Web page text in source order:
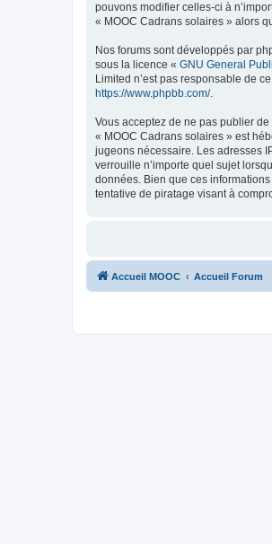
pouvons modifier celles-ci à
« MOOC Cadrans solaires » alors
Nos forums sont développés par
sous la licence « GNU General
Limited n’est pas responsable de
https://www.phpbb.com/.
Vous acceptez de ne pas publier
« MOOC Cadrans solaires » est
jugeons nécessaire. Les adresses
verrouille n’importe quel sujet
données. Bien que ces
tentative de piratage visant à
Accueil MOOC Accueil Forum